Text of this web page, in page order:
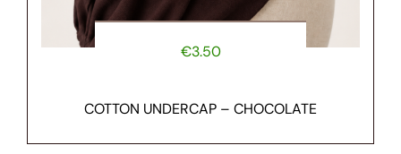
€3.50
COTTON UNDERCAP – CHOCOLATE